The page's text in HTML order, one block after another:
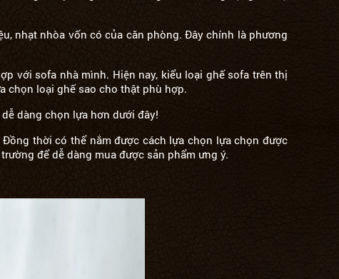
nhạt nhòa vốn có của căn phòng. Đây chính là phương
với sofa nhà mình. Hiện nay, kiểu loại ghế sofa trên thị
chọn loại ghế sao cho thật phù hợp.
dàng chọn lựa hơn dưới đây!
thời có thể nắm được cách lựa chọn lựa chọn được
để dễ dàng mua được sản phẩm ưng ý.